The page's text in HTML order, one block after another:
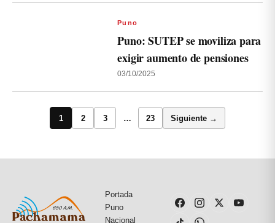
Puno
Puno: SUTEP se moviliza para
exigir aumento de pensiones
03/10/2025
1 2 3 … 23 Siguiente →
Portada
Puno
Nacional